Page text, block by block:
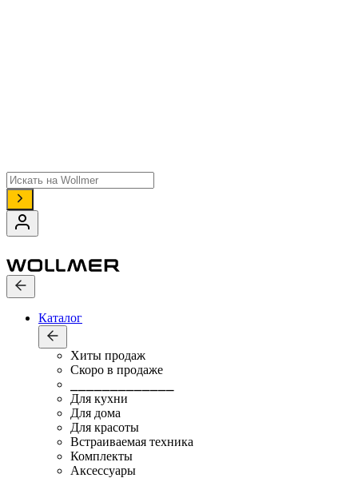
товаров
Каталог
Хиты продаж
Скоро в продаже
Для кухни
Для дома
Для красоты
Встраиваемая техника
Комплекты
Аксессуары